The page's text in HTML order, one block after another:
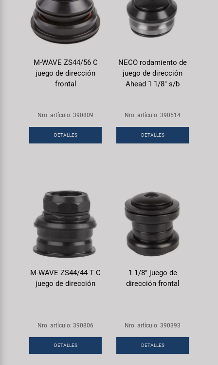
M-WAVE ZS44/56 C
juego de dirección
frontal
Nro. artículo: 390809
DETALLES
NECO rodamiento de
juego de dirección
Ahead 1 1/8" s/b
Nro. artículo: 390514
DETALLES
M-WAVE ZS44/44 T C
juego de dirección
Nro. artículo: 390806
DETALLES
1 1/8" juego de
dirección frontal
Nro. artículo: 390393
DETALLES